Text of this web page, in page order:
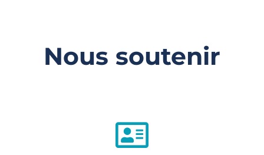
Nous soutenir